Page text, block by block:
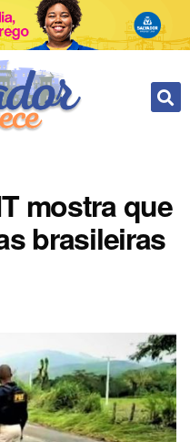
mostra que
brasileiras